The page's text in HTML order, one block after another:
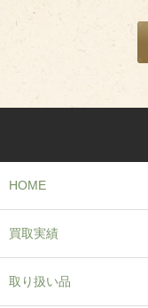
HOME
買取実績
取り扱い品